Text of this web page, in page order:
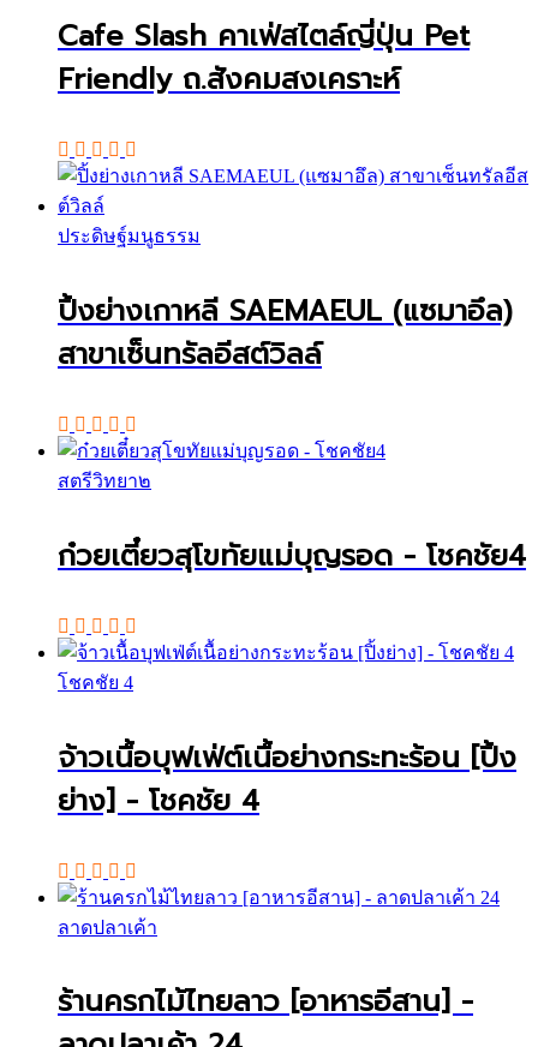
Cafe Slash คาเฟ่สไตล์ญี่ปุ่น Pet
Friendly ถ.สังคมสงเคราะห์
ประดิษฐ์มนูธรรม
ปิ้งย่างเกาหลี SAEMAEUL (แซมาอึล)
สาขาเซ็นทรัลอีสต์วิลล์
สตรีวิทยา๒
ก๋วยเตี๋ยวสุโขทัยแม่บุญรอด - โชคชัย4
โชคชัย 4
จ้าวเนื้อบุฟเฟ่ต์เนื้อย่างกระทะร้อน [ปิ้ง
ย่าง] - โชคชัย 4
ลาดปลาเค้า
ร้านครกไม้ไทยลาว [อาหารอีสาน] -